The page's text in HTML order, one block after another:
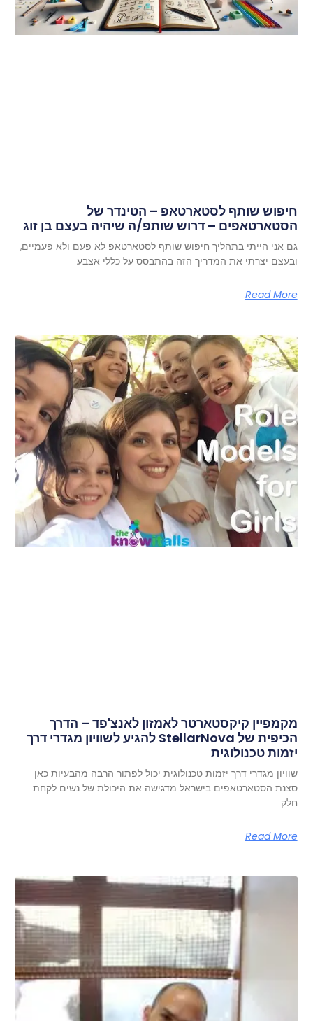
חיפוש שותף לסטארטאפ – הטינדר של
הסטארטאפים – דרוש שותפ/ה שיהיה בעצם בן זוג
גם אני הייתי בתהליך חיפוש שותף לסטארטאפ לא פעם ולא פעמיים,
ובעצם יצרתי את המדריך הזה בהתבסס על כללי אצבע
Read More
מקמפיין קיקסטארטר לאמזון לאנצ'פד – הדרך
הכיפית של StellarNova להגיע לשוויון מגדרי דרך
יזמות טכנולוגית
שוויון מגדרי דרך יזמות טכנולוגית יכול לפתור הרבה מהבעיות כאן
סצנת הסטארטאפים בישראל מדגישה את היכולת של נשים לקחת
חלק
Read More